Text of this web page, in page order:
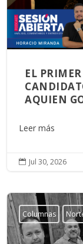
EL
AQUIEN
Leer más
 Jul 30, 2026
Columnas